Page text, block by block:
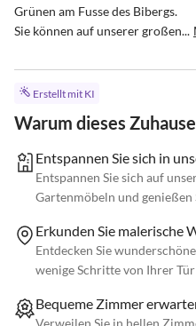
Grünen am Fusse des Bibergs.
Sie können auf unserer großen...
Erstellt mit KI
Warum dieses
Entspannen Sie sich in
Entspannen Sie sich auf
Gartenmöbeln und genießen
Erkunden Sie malerische
Entdecken Sie
wenige Schritte von Ihrer
Bequeme Zimmer